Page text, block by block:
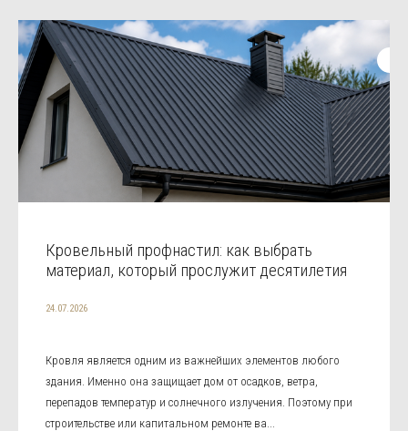
Кровельный профнастил: как выбрать
материал, который прослужит десятилетия
24.07.2026
Кровля является одним из важнейших элементов любого
здания. Именно она защищает дом от осадков, ветра,
перепадов температур и солнечного излучения. Поэтому при
строительстве или капитальном ремонте ва...